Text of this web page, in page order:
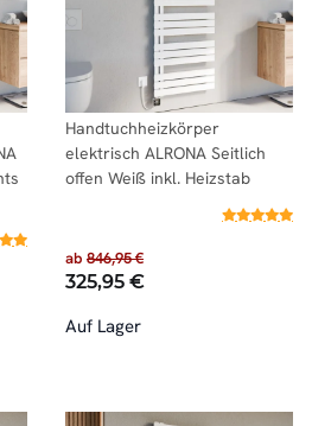
Handtuchheizkörper
elektrisch ALRONA Seitlich
offen Weiß inkl. Heizstab
ab 846,95 €
325,95 €
Auf Lager